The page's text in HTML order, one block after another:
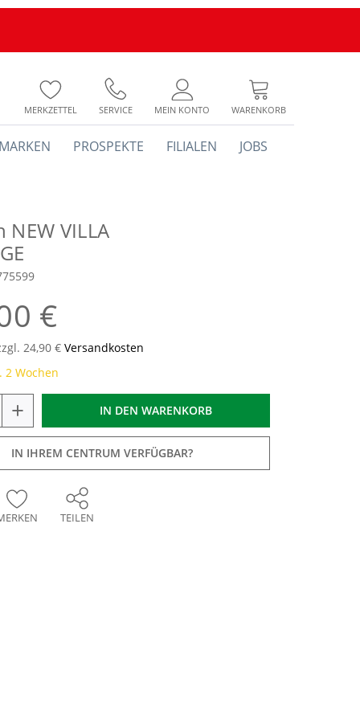
MERKZETTEL SERVICE MEIN KONTO WARENKORB
PROSPEKTE FILIALEN JOBS
NEW VILLA
€
24,90 € Versandkosten
2 Wochen
+ IN DEN WARENKORB
IN IHREM CENTRUM VERFÜGBAR?
TEILEN